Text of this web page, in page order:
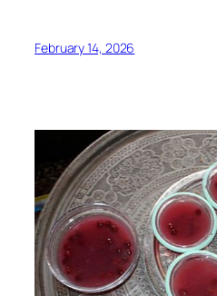
February 14, 2026